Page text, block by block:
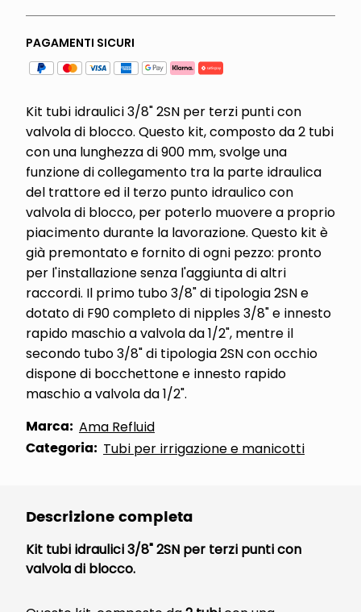
PAGAMENTI SICURI
Kit tubi idraulici 3/8" 2SN per terzi punti con
valvola di blocco. Questo kit, composto da 2 tubi
con una lunghezza di 900 mm, svolge una
funzione di collegamento tra la parte idraulica
del trattore ed il terzo punto idraulico con
valvola di blocco, per poterlo muovere a proprio
piacimento durante la lavorazione. Questo kit è
già premontato e fornito di ogni pezzo: pronto
per l'installazione senza l'aggiunta di altri
raccordi. Il primo tubo 3/8" di tipologia 2SN e
dotato di F90 completo di nipples 3/8" e innesto
rapido maschio a valvola da 1/2", mentre il
secondo tubo 3/8" di tipologia 2SN con occhio
dispone di bocchettone e innesto rapido
maschio a valvola da 1/2".
Marca: Ama Refluid
Categoria: Tubi per irrigazione e manicotti
Descrizione completa
Kit tubi idraulici 3/8" 2SN per terzi punti con
valvola di blocco.